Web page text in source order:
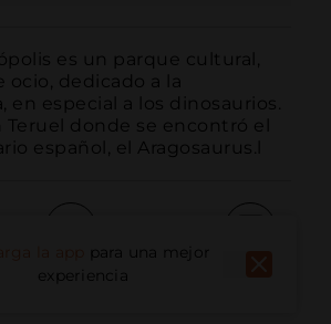
es un parque cultural,
ocio, dedicado a la
en especial a los dinosaurios.
Teruel donde se encontró el
español, el Aragosaurus.l
Email
para una mejor
experiencia